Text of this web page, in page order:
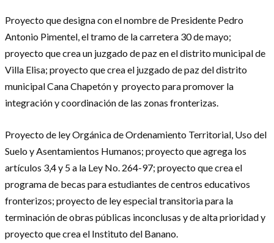
Proyecto que designa con el nombre de Presidente Pedro
Antonio Pimentel, el tramo de la carretera 30 de mayo;
proyecto que crea un juzgado de paz en el distrito municipal de
Villa Elisa; proyecto que crea el juzgado de paz del distrito
municipal Cana Chapetón y proyecto para promover la
integración y coordinación de las zonas fronterizas.
Proyecto de ley Orgánica de Ordenamiento Territorial, Uso del
Suelo y Asentamientos Humanos; proyecto que agrega los
artículos 3,4 y 5 a la Ley No. 264-97; proyecto que crea el
programa de becas para estudiantes de centros educativos
fronterizos; proyecto de ley especial transitoria para la
terminación de obras públicas inconclusas y de alta prioridad y
proyecto que crea el Instituto del Banano.